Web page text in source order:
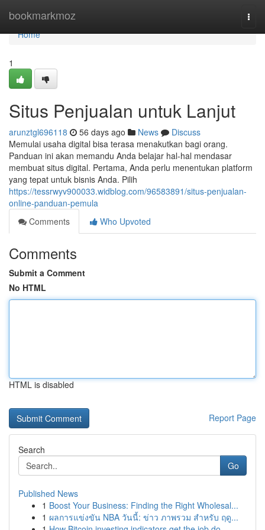
bookmarkmoz
Home
Home
1
Situs Penjualan untuk Lanjut
arunztgl696118 56 days ago News
Discuss
Memulai usaha digital bisa terasa menakutkan bagi orang.
Panduan ini akan memandu Anda belajar hal-hal mendasar
membuat situs digital. Pertama, Anda perlu menentukan platform
yang tepat untuk bisnis Anda. Pilih
https://tessrwyv900033.widblog.com/96583891/situs-penjualan-
online-panduan-pemula
Comments
Who Upvoted
Comments
Submit a Comment
No HTML
HTML is disabled
Report Page
Search
Go
Published News
1 Boost Your Business: Finding the Right Wholesal...
1 ผลการแข่งขัน NBA วันนี้: ข่าว ภาพรวม สำหรับ ฤดู...